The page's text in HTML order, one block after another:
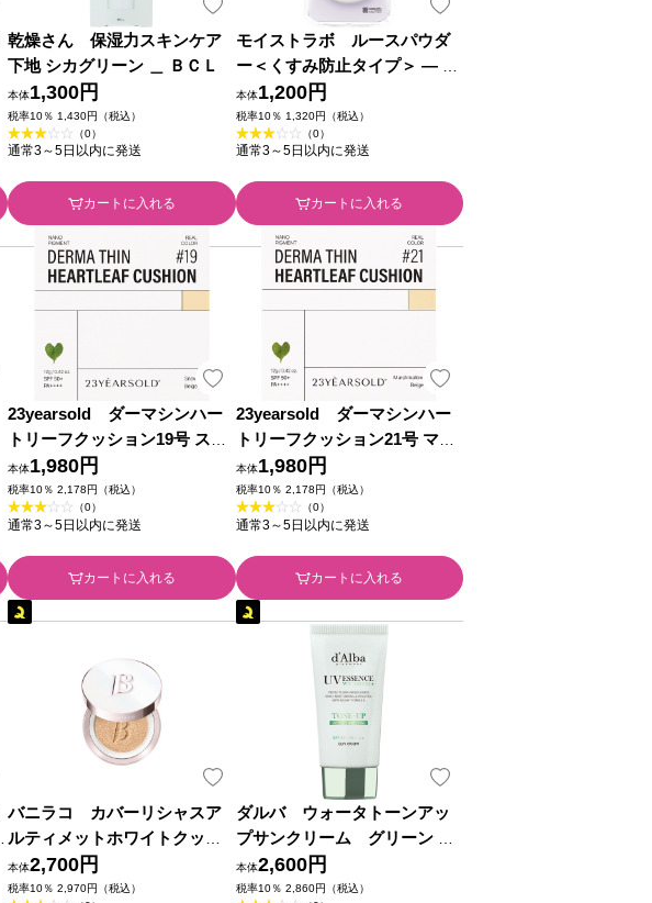
乾燥さん 保湿力スキンケア
下地 シカグリーン ＿ ＢＣＬ
本体1,300円
税率10％ 1,430円（税込）
（0）
通常3～5日以内に発送
カートに入れる
モイストラボ ルースパウダ
ー＜くすみ防止タイプ＞ ― 桃
谷順天館
本体1,200円
税率10％ 1,320円（税込）
（0）
通常3～5日以内に発送
カートに入れる
23yearsold ダーマシンハー
トリーフクッション19号 スノ
ーベージュ ＿
本体1,980円
税率10％ 2,178円（税込）
（0）
通常3～5日以内に発送
カートに入れる
23yearsold ダーマシンハー
トリーフクッション21号 マシ
ュマロベージュ ＿
本体1,980円
税率10％ 2,178円（税込）
（0）
通常3～5日以内に発送
カートに入れる
バニラコ カバーリシャスア
ルティメットホワイトクッシ
ョンモイスチャー １９ライ
ト ＿ モノック
本体2,700円
税率10％ 2,970円（税込）
ダルバ ウォータトーンアッ
プサンクリーム グリーン ５
０ｍｌ ＪＴ
本体2,600円
税率10％ 2,860円（税込）